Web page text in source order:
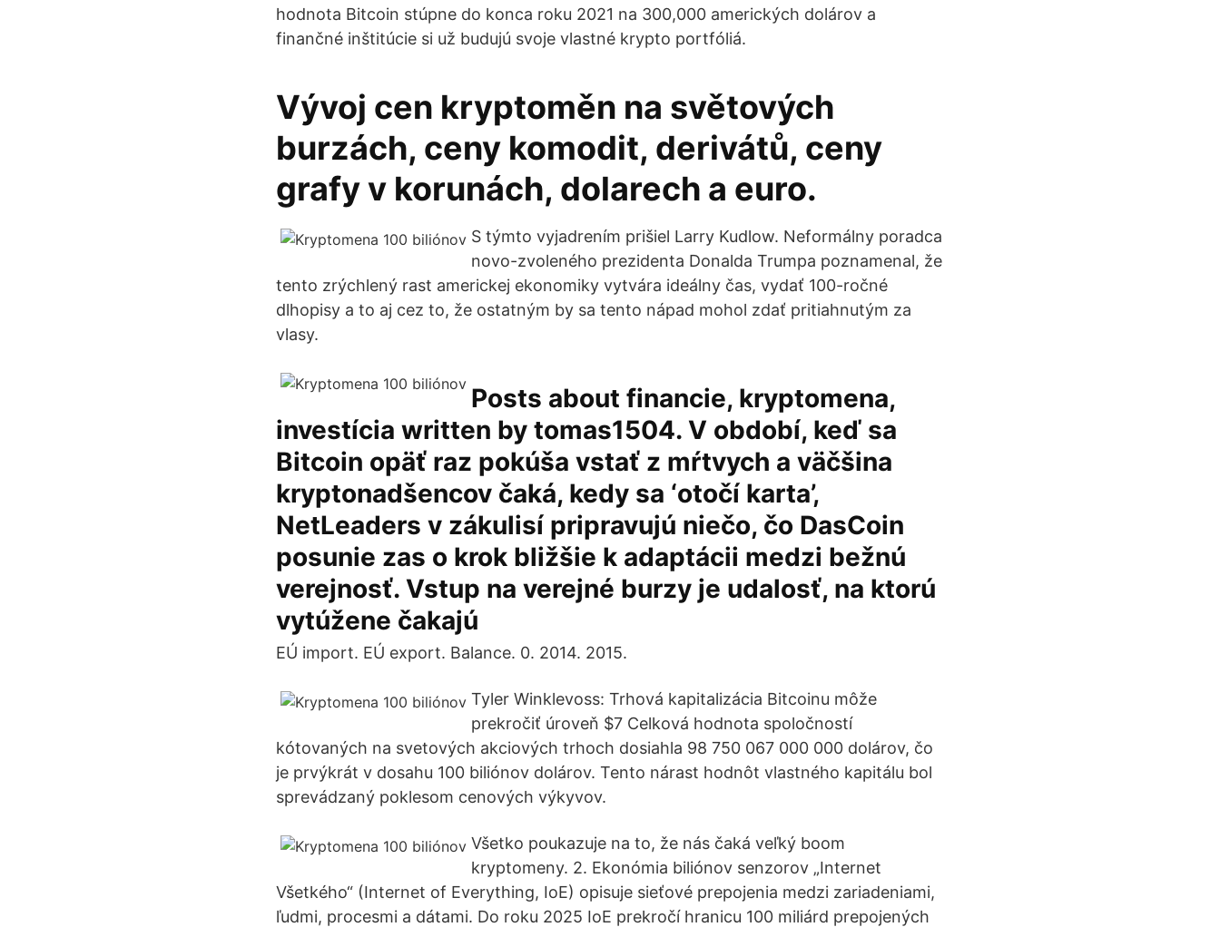
hodnota Bitcoin stúpne do konca roku 2021 na 300,000 amerických dolárov a
finančné inštitúcie si už budujú svoje vlastné krypto portfóliá.
Vývoj cen kryptoměn na světových
burzách, ceny komodit, derivátů, ceny
grafy v korunách, dolarech a euro.
S týmto vyjadrením prišiel Larry Kudlow. Neformálny poradca
novo-zvoleného prezidenta Donalda Trumpa poznamenal, že
tento zrýchlený rast americkej ekonomiky vytvára ideálny čas, vydať 100-ročné
dlhopisy a to aj cez to, že ostatným by sa tento nápad mohol zdať pritiahnutým za
vlasy.
Posts about financie, kryptomena,
investícia written by tomas1504. V období, keď sa
Bitcoin opäť raz pokúša vstať z mŕtvych a väčšina
kryptonadšencov čaká, kedy sa ‘otočí karta’,
NetLeaders v zákulisí pripravujú niečo, čo DasCoin
posunie zas o krok bližšie k adaptácii medzi bežnú
verejnosť. Vstup na verejné burzy je udalosť, na ktorú
vytúžene čakajú
EÚ import. EÚ export. Balance. 0. 2014. 2015.
Tyler Winklevoss: Trhová kapitalizácia Bitcoinu môže
prekročiť úroveň $7 Celková hodnota spoločností
kótovaných na svetových akciových trhoch dosiahla 98 750 067 000 000 dolárov, čo
je prvýkrát v dosahu 100 biliónov dolárov. Tento nárast hodnôt vlastného kapitálu bol
sprevádzaný poklesom cenových výkyvov.
Všetko poukazuje na to, že nás čaká veľký boom
kryptomeny. 2. Ekonómia biliónov senzorov „Internet
Všetkého“ (Internet of Everything, IoE) opisuje sieťové prepojenia medzi zariadeniami,
ľudmi, procesmi a dátami. Do roku 2025 IoE prekročí hranicu 100 miliárd prepojených